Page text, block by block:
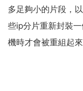
多足夠小的片段，
些ip分片重新封裝
機時才會被重組起來